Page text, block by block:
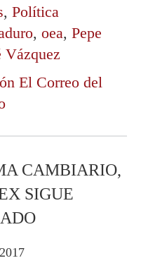
, Política
, oea, Pepe
Vázquez
El Correo del
CAMBIARIO,
SIGUE
2017